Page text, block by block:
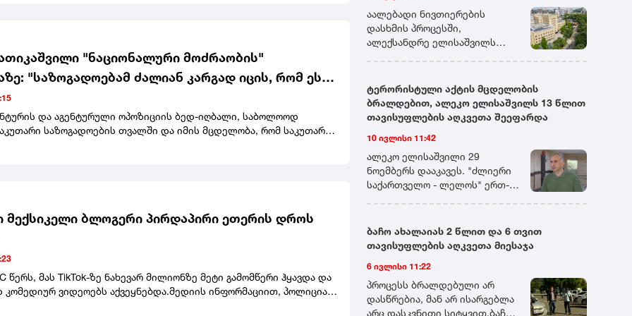
"ნაციონალური მოძრაობის"
"საზოგადოებამ ძალიან კარგად იცის, რომ ეს
ტაკიმასხარაობა, პოზიორობა საკუთარი
მიმცემების და მბრძანებლების წინაშე"
და აგენტურული ოპოზიციის ბედ-იღბალი, საბოლოოდ
საზოგადოების თვალში და იმის მცდელობა, რომ საკუთარი
ნანუკა ჟორჟოლიანი, თუმცა ყრილობას სტუმრის სტატუსით
მარიზი კობახიძე. ყრილობას წინ უძღოდა
თინა ბოკუჩავასა და პარტიის სხვა წევრებს შორის. თინა
მედიასთან განაცხადა, რომ ამ საბჭოში საკუთარ თავს ვერ ხედავს.
მექსიკელი ბლოგერი პირდაპირი ეთერის დროს
წერს, მას TikTok-ზე ნახევარ მილიონზე მეტი გამომწერი ჰყავდა და
ვიდეოებს აქვეყნებდა.მედიის ინფორმაციით, პოლიციას
დადგენილ ვადაში მიმართავს.
აალებადი ნივთიერების
დასხმის პროცესში,
ალექსანდრე ელისაშვილს
მიუსწრეს. ერთ-ერთი
მანდატურის დანახვისთანავე,
ალექსანდრე ელისაშვილი
ცემა. დაკავების პროცესში,
მანდატურის სამსახურის სამი
თანამშრომელი ცდილობდა
ალექსანდრე ელისაშვილის
ცეცხლის წაკიდების
საშუალების მოსპობას და
განიარაღებას. თავდამსხმელი,
თავის მხრივ, ცდილობდა
ცეცხლსასროლი იარაღის
ამოღებას და გამოყენებას.
ალექსანდრე ელისაშვილმა
ტერორისტული აქტის მცდელობის
ბრალდებით, ალეკო ელისაშვილს 13 წლით
თავისუფლების აღკვეთა შეეფარდა
10 ივლისი 11:42
ალეკო ელისაშვილი 29
ნოემბერს დააკავეს. "ძლიერი
საქართველო - ლელოს" ერთ-
პროკურატურამ 30 ნოემბერს
ელისაშვილს თბილისის
ტერორისტული აქტის ჩადენის
მცდელობის ფაქტზე,
საქართველოს სისხლის
სამართლის კოდექსის 19-323-ე
ბაჩო ახალაიას 2 წლით და 6 თვით
თავისუფლების აღკვეთა მიესაჯა
6 ივლისი 11:22
პროცესს ბრალდებული არ
დასწრებია, მან არ ისარგებლა
არც დასკვნითი სიტყვით.ბაჩო